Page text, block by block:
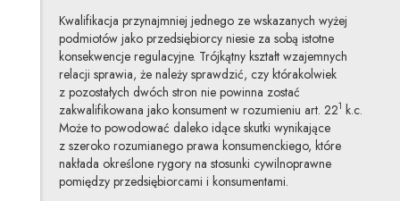
Kwalifikacja przynajmniej jednego ze wskazanych wyżej
podmiotów jako przedsiębiorcy niesie za sobą istotne
konsekwencje regulacyjne. Trójkątny kształt wzajemnych
relacji sprawia, że należy sprawdzić, czy którakolwiek
z pozostałych dwóch stron nie powinna zostać
zakwalifikowana jako konsument w rozumieniu art. 221 k.c.
Może to powodować daleko idące skutki wynikające
z szeroko rozumianego prawa konsumenckiego, które
nakłada określone rygory na stosunki cywilnoprawne
pomiędzy przedsiębiorcami i konsumentami.